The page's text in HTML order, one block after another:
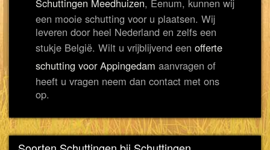
Schuttingen Meedhuizen, Eenum, kunnen wij
een mooie schutting voor u plaatsen. Wij
leveren door heel Nederland en zelfs een
stukje België. Wilt u vrijblijvend een offerte
schutting voor Appingedam aanvragen of
heeft u vragen neem dan contact met ons
op.